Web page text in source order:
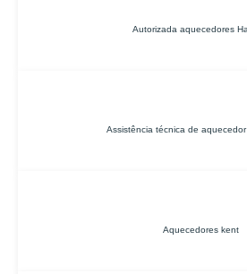
Autorizada aquecedores
Assistência técnica de
Aquecedores kent